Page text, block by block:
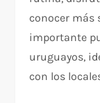
conocer más
importante
uruguayos,
con los